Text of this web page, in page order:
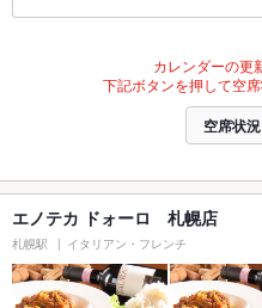
カレンダーの更
下記ボタンを押して空
空席状
エノテカ ドォーロ 札幌店
札幌駅 イタリアン・フレンチ